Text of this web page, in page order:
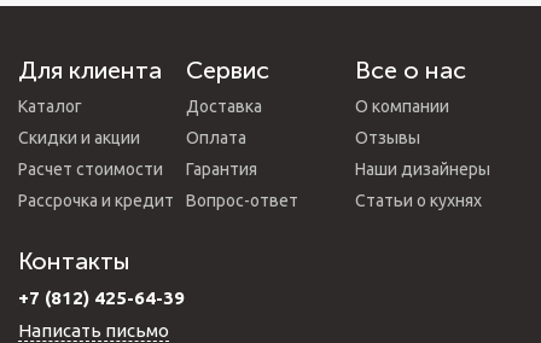
Для клиента
Каталог
Скидки и акции
Расчет стоимости
Рассрочка и кредит
Сервис
Доставка
Оплата
Гарантия
Вопрос-ответ
Все о нас
О компании
Отзывы
Наши дизайнеры
Статьи о кухнях
Контакты
+7 (812) 425-64-39
Написать письмо